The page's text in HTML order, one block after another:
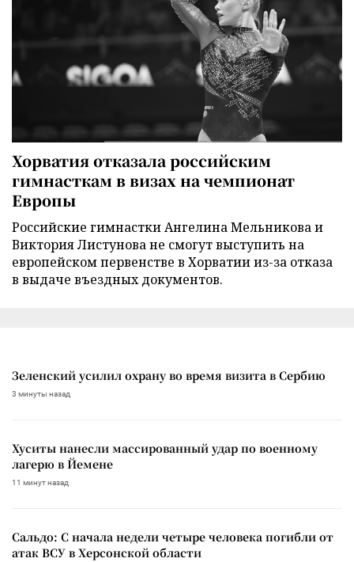
Хорватия отказала российским
гимнасткам в визах на чемпионат
Европы
Российские гимнастки Ангелина Мельникова и
Виктория Листунова не смогут выступить на
европейском первенстве в Хорватии из-за отказа
в выдаче въездных документов.
Зеленский усилил охрану во время визита в Сербию
3 минуты назад
Хуситы нанесли массированный удар по военному
лагерю в Йемене
11 минут назад
Сальдо: С начала недели четыре человека погибли от
атак ВСУ в Херсонской области